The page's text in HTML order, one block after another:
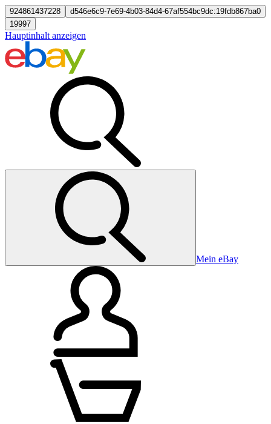
924861437228
d546e6c9-7e69-4b03-84d4-67af554bc9dc:19fdb867ba0
19997
Hauptinhalt anzeigen
Mein eBay